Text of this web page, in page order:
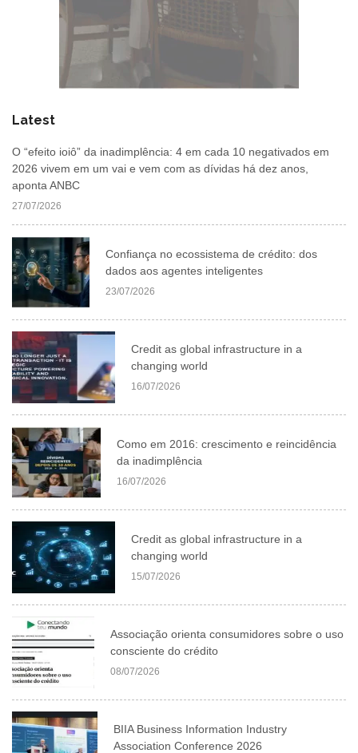
Latest
O “efeito ioiô” da inadimplência: 4 em cada 10 negativados em
2026 vivem em um vai e vem com as dívidas há dez anos,
aponta ANBC
27/07/2026
Confiança no ecossistema de crédito: dos
dados aos agentes inteligentes
23/07/2026
Credit as global infrastructure in a
changing world
16/07/2026
Como em 2016: crescimento e reincidência
da inadimplência
16/07/2026
Credit as global infrastructure in a
changing world
15/07/2026
Associação orienta consumidores sobre o uso
consciente do crédito
08/07/2026
BIIA Business Information Industry
Association Conference 2026